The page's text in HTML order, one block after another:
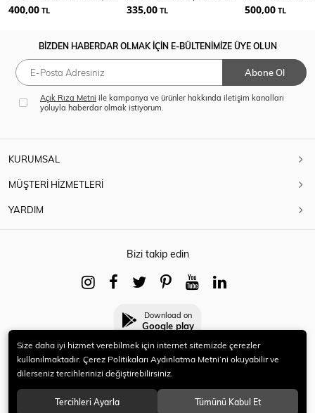
400,00 TL 335,00 TL 500,00 TL
BİZDEN HABERDAR OLMAK İÇİN E-BÜLTENİMİZE ÜYE OLUN
Abone Ol
Açık Rıza Metni ile kampanya ve ürünler hakkında iletişim kanalları
yoluyla haberdar olmak istiyorum.
KURUMSAL
MÜŞTERİ HİZMETLERİ
YARDIM
Bizi takip edin
Download on
Google play
© 2021 HERYENİ. Tüm hakları saklıdır.
Size daha iyi hizmet verebilmek için internet sitemizde çerezler
kullanılmaktadır. Çerez Politikaları Aydınlatma Metni’ni okuyabilir ve
dilerseniz tercihlerinizi değiştirebilirsiniz.
Tercihleri Ayarla Tümünü Kabul Et